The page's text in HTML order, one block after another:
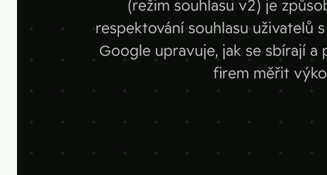
(režim souhlasu v2) je
respektování souhlasu uživatelů
Google upravuje, jak se sbírají
firem měřit